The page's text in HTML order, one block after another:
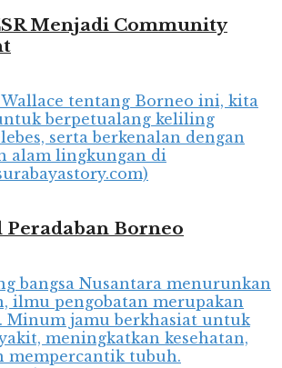
Menjadi Community
Peradaban Borneo